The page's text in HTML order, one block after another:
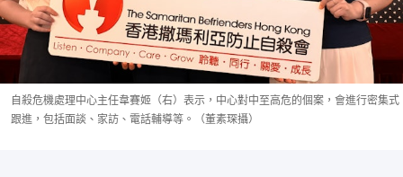
自殺危機處理中心主任韋賽姬（右）表示，中心對中至高危的個案，會進行密集式
跟進，包括面談、家訪、電話輔導等。（董素琛攝）